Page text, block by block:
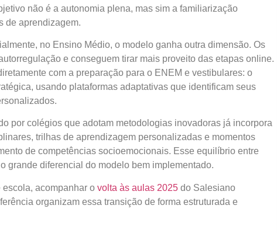
não é a autonomia plena, mas sim a familiarização
de aprendizagem.
no Ensino Médio, o modelo ganha outra dimensão. Os
e conseguem tirar mais proveito das etapas online.
com a preparação para o ENEM e vestibulares: o
usando plataformas adaptativas que identificam seus
por colégios que adotam metodologias inovadoras já incorpora
trilhas de aprendizagem personalizadas e momentos
de competências socioemocionais. Esse equilíbrio entre
grande diferencial do modelo bem implementado.
escola, acompanhar o volta às aulas 2025 do Salesiano
organizam essa transição de forma estruturada e